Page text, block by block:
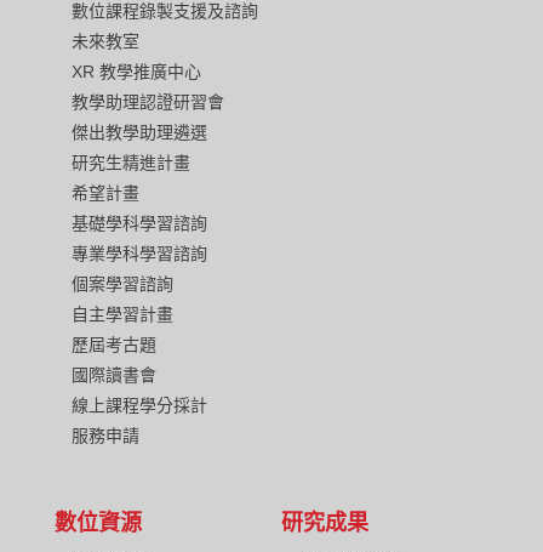
數位課程錄製支援及諮詢
未來教室
XR 教學推廣中心
教學助理認證研習會
傑出教學助理遴選
研究生精進計畫
希望計畫
基礎學科學習諮詢
專業學科學習諮詢
個案學習諮詢
自主學習計畫
歷屆考古題
國際讀書會
線上課程學分採計
服務申請
數位資源 研究成果